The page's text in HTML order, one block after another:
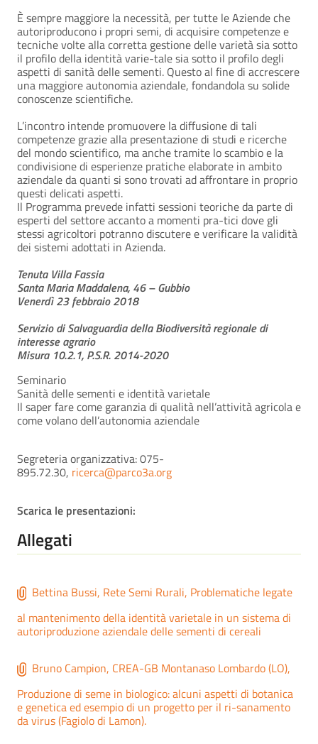
È sempre maggiore la necessità, per tutte le Aziende che
autoriproducono i propri semi, di acquisire competenze e
tecniche volte alla corretta gestione delle varietà sia sotto
il profilo della identità varie-tale sia sotto il profilo degli
aspetti di sanità delle sementi. Questo al fine di accrescere
una maggiore autonomia aziendale, fondandola su solide
conoscenze scientifiche.
L’incontro intende promuovere la diffusione di tali
competenze grazie alla presentazione di studi e ricerche
del mondo scientifico, ma anche tramite lo scambio e la
condivisione di esperienze pratiche elaborate in ambito
aziendale da quanti si sono trovati ad affrontare in proprio
questi delicati aspetti.
Il Programma prevede infatti sessioni teoriche da parte di
esperti del settore accanto a momenti pra-tici dove gli
stessi agricoltori potranno discutere e verificare la validità
dei sistemi adottati in Azienda.
Tenuta Villa Fassia
Santa Maria Maddalena, 46 – Gubbio
Venerdì 23 febbraio 2018
Servizio di Salvaguardia della Biodiversità regionale di
interesse agrario
Misura 10.2.1, P.S.R. 2014-2020
Seminario
Sanità delle sementi e identità varietale
Il saper fare come garanzia di qualità nell’attività agricola e
come volano dell’autonomia aziendale
Segreteria organizzativa: 075-
895.72.30, ricerca@parco3a.org
Scarica le presentazioni:
Allegati
Bettina Bussi, Rete Semi Rurali, Problematiche legate
al mantenimento della identità varietale in un sistema di
autoriproduzione aziendale delle sementi di cereali
Bruno Campion, CREA-GB Montanaso Lombardo (LO),
Produzione di seme in biologico: alcuni aspetti di botanica
e genetica ed esempio di un progetto per il ri-sanamento
da virus (Fagiolo di Lamon).